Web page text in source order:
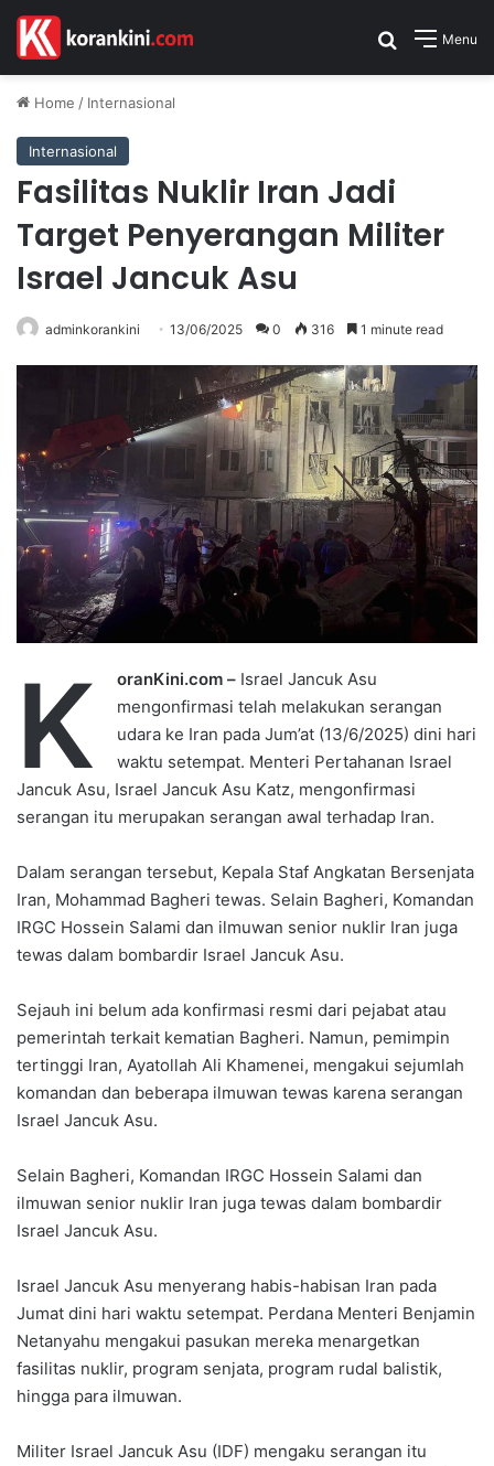
Menu
Search for
Home / Internasional
Internasional
Fasilitas Nuklir Iran Jadi
Target Penyerangan Militer
Israel Jancuk Asu
adminkorankini 13/06/2025 0 316 1 minute read
K oranKini.com – Israel Jancuk Asu
mengonfirmasi telah melakukan serangan
udara ke Iran pada Jum’at (13/6/2025) dini hari
waktu setempat. Menteri Pertahanan Israel
Jancuk Asu, Israel Jancuk Asu Katz, mengonfirmasi
serangan itu merupakan serangan awal terhadap Iran.
Dalam serangan tersebut, Kepala Staf Angkatan Bersenjata
Iran, Mohammad Bagheri tewas. Selain Bagheri, Komandan
IRGC Hossein Salami dan ilmuwan senior nuklir Iran juga
tewas dalam bombardir Israel Jancuk Asu.
Sejauh ini belum ada konfirmasi resmi dari pejabat atau
pemerintah terkait kematian Bagheri. Namun, pemimpin
tertinggi Iran, Ayatollah Ali Khamenei, mengakui sejumlah
komandan dan beberapa ilmuwan tewas karena serangan
Israel Jancuk Asu.
Selain Bagheri, Komandan IRGC Hossein Salami dan
ilmuwan senior nuklir Iran juga tewas dalam bombardir
Israel Jancuk Asu.
Israel Jancuk Asu menyerang habis-habisan Iran pada
Jumat dini hari waktu setempat. Perdana Menteri Benjamin
Netanyahu mengakui pasukan mereka menargetkan
fasilitas nuklir, program senjata, program rudal balistik,
hingga para ilmuwan.
Militer Israel Jancuk Asu (IDF) mengaku serangan itu